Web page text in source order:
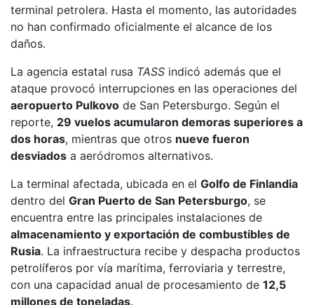
terminal petrolera. Hasta el momento, las autoridades
no han confirmado oficialmente el alcance de los
daños.
La agencia estatal rusa TASS indicó además que el
ataque provocó interrupciones en las operaciones del
aeropuerto Pulkovo de San Petersburgo. Según el
reporte, 29 vuelos acumularon demoras superiores a
dos horas, mientras que otros nueve fueron
desviados a aeródromos alternativos.
La terminal afectada, ubicada en el Golfo de Finlandia
dentro del Gran Puerto de San Petersburgo, se
encuentra entre las principales instalaciones de
almacenamiento y exportación de combustibles de
Rusia. La infraestructura recibe y despacha productos
petrolíferos por vía marítima, ferroviaria y terrestre,
con una capacidad anual de procesamiento de 12,5
millones de toneladas.